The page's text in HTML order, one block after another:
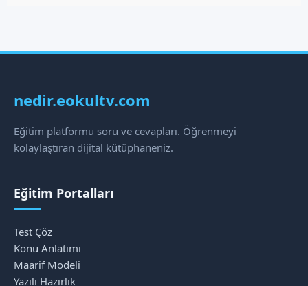
nedir.eokultv.com
Eğitim platformu soru ve cevapları. Öğrenmeyi
kolaylaştıran dijital kütüphaneniz.
Eğitim Portalları
Test Çöz
Konu Anlatımı
Maarif Modeli
Yazılı Hazırlık